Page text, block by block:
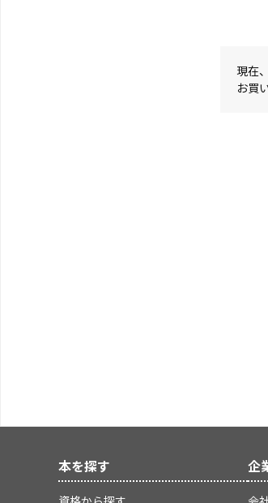
現在
お買
本を探す 企